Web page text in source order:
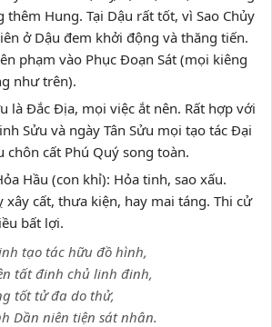
thêm Hung. Tại Dậu rất tốt, vì Sao Chủy
ở Dậu đem khởi động và thăng tiến.
phạm vào Phục Đoạn Sát (mọi kiêng
như trên).
là Đắc Địa, mọi việc ắt nên. Rất hợp với
Sửu và ngày Tân Sửu mọi tạo tác Đại
chôn cất Phú Quý song toàn.
Hầu (con khỉ): Hỏa tinh, sao xấu.
xây cất, thưa kiện, hay mai táng. Thi cử
bất lợi.
tạo tác hữu đồ hình,
tất đinh chủ linh đinh,
tốt tử đa do thử,
Dần niên tiện sát nhân.